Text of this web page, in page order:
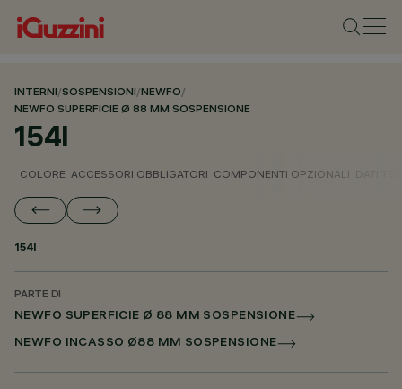
INTERNI/SOSPENSIONI/NEWFO/
NEWFO SUPERFICIE Ø 88 MM SOSPENSIONE
154I
COLORE ACCESSORI OBBLIGATORI COMPONENTI OPZIONALI
154I
PARTE DI
NEWFO SUPERFICIE Ø 88 MM SOSPENSIONE
NEWFO INCASSO Ø88 MM SOSPENSIONE